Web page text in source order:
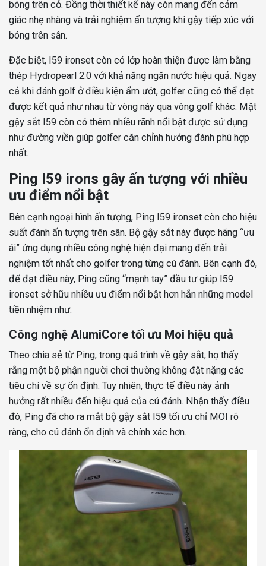
bóng trên cỏ. Đồng thời thiết kế này còn mang đến cảm
giác nhẹ nhàng và trải nghiệm ấn tượng khi gậy tiếp xúc với
bóng trên sân.
Đặc biệt, I59 ironset còn có lớp hoàn thiện được làm bằng
thép Hydropearl 2.0 với khả năng ngăn nước hiệu quả. Ngay
cả khi đánh golf ở điều kiện ẩm ướt, golfer cũng có thể đạt
được kết quả như nhau từ vòng này qua vòng golf khác. Mặt
gậy sắt I59 còn có thêm nhiều rãnh nổi bật được sử dụng
như đường viền giúp golfer căn chỉnh hướng đánh phù hợp
nhất.
Ping I59 irons gây ấn tượng với nhiều
ưu điểm nổi bật
Bên cạnh ngoại hình ấn tượng, Ping I59 ironset còn cho hiệu
suất đánh ấn tượng trên sân. Bộ gậy sắt này được hãng “ưu
ái” ứng dụng nhiều công nghệ hiện đại mang đến trải
nghiệm tốt nhất cho golfer trong từng cú đánh. Bên cạnh đó,
để đạt điều này, Ping cũng “mạnh tay” đầu tư giúp I59
ironset sở hữu nhiều ưu điểm nổi bật hơn hẳn những model
tiền nhiệm như:
Công nghệ AlumiCore tối ưu Moi hiệu quả
Theo chia sẻ từ Ping, trong quá trình về gậy sắt, họ thấy
rằng một bộ phận người chơi thường không đặt nặng các
tiêu chí về sự ổn định. Tuy nhiên, thực tế điều này ảnh
hưởng rất nhiều đến hiệu quả của cú đánh. Nhận thấy điều
đó, Ping đã cho ra mắt bộ gậy sắt I59 tối ưu chỉ MOI rõ
ràng, cho cú đánh ổn định và chính xác hơn.